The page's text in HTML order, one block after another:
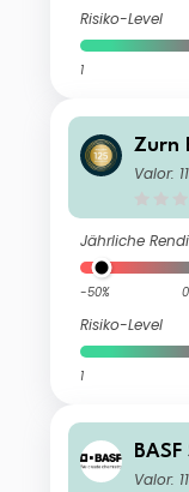
Risiko-Level
1
Zurn
tion
Valor:
Jährliche
-50%
Risiko-Level
1
BASF
Valor: